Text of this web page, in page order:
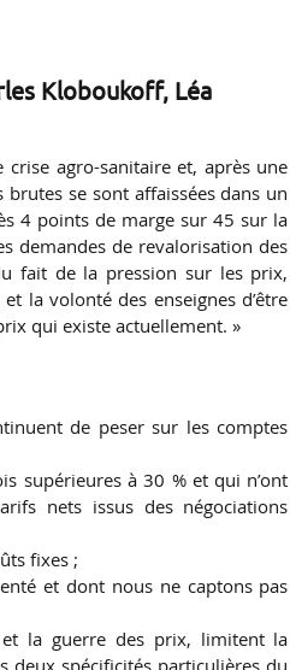
Kloboukoff, Léa
agro-sanitaire et, après une
se sont affaissées dans un
4 points de marge sur 45 sur la
demandes de revalorisation des
fait de la pression sur les prix,
la volonté des enseignes d’être
qui existe actuellement. »
de peser sur les comptes
supérieures à 30 % et qui n’ont
nets issus des négociations
fixes ;
et dont nous ne captons pas
la guerre des prix, limitent la
deux spécificités particulières du